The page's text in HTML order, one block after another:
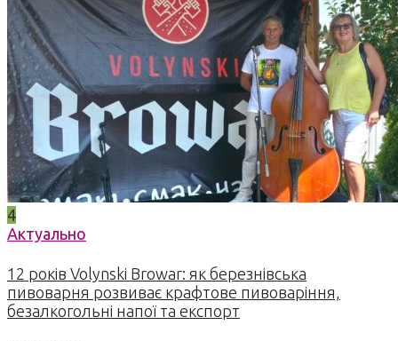
4
Актуально
12 років Volynski Browar: як березнівська
пивоварня розвиває крафтове пивоваріння,
безалкогольні напої та експорт